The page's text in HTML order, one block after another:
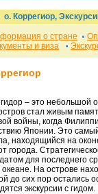
о. Коррегиор,
о стране
и виза
– это небольшой
стал живым
войны, когда
Японии. Это
находящийся на
города.
для последнего
океане. На острове
до сих пор остались
экскурсии с гидом.